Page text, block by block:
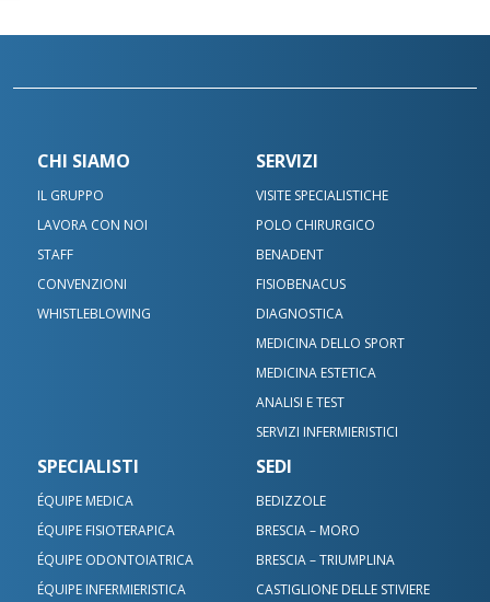
CHI SIAMO
IL GRUPPO
LAVORA CON NOI
STAFF
CONVENZIONI
WHISTLEBLOWING
SERVIZI
VISITE SPECIALISTICHE
POLO CHIRURGICO
BENADENT
FISIOBENACUS
DIAGNOSTICA
MEDICINA DELLO SPORT
MEDICINA ESTETICA
ANALISI E TEST
SERVIZI INFERMIERISTICI
SPECIALISTI
ÉQUIPE MEDICA
ÉQUIPE FISIOTERAPICA
ÉQUIPE ODONTOIATRICA
ÉQUIPE INFERMIERISTICA
SEDI
BEDIZZOLE
BRESCIA – MORO
BRESCIA – TRIUMPLINA
CASTIGLIONE DELLE STIVIERE